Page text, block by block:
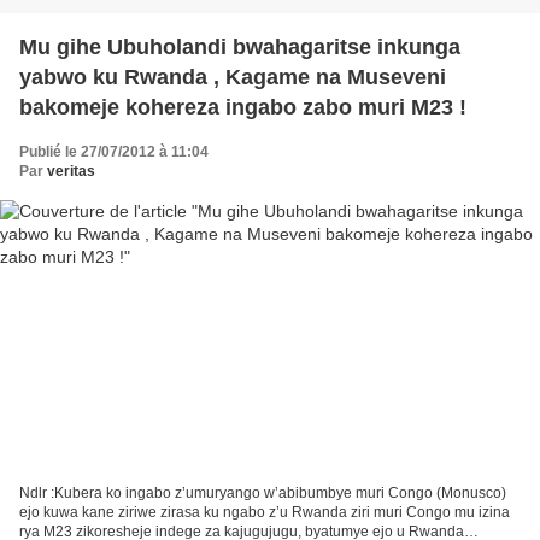
Mu gihe Ubuholandi bwahagaritse inkunga
yabwo ku Rwanda , Kagame na Museveni
bakomeje kohereza ingabo zabo muri M23 !
Publié le 27/07/2012 à 11:04
Par veritas
Ndlr :Kubera ko ingabo z’umuryango w’abibumbye muri Congo (Monusco)
ejo kuwa kane ziriwe zirasa ku ngabo z’u Rwanda ziri muri Congo mu izina
rya M23 zikoresheje indege za kajugujugu, byatumye ejo u Rwanda